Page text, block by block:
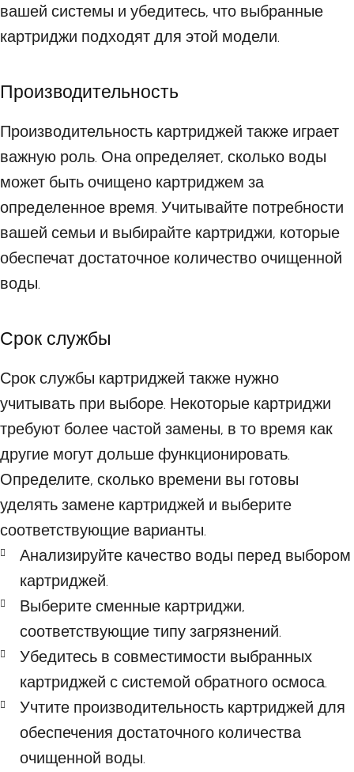
вашей системы и убедитесь, что выбранные
картриджи подходят для этой модели.
Производительность
Производительность картриджей также играет
важную роль. Она определяет, сколько воды
может быть очищено картриджем за
определенное время. Учитывайте потребности
вашей семьи и выбирайте картриджи, которые
обеспечат достаточное количество очищенной
воды.
Срок службы
Срок службы картриджей также нужно
учитывать при выборе. Некоторые картриджи
требуют более частой замены, в то время как
другие могут дольше функционировать.
Определите, сколько времени вы готовы
уделять замене картриджей и выберите
соответствующие варианты.
Анализируйте качество воды перед выбором
картриджей.
Выберите сменные картриджи,
соответствующие типу загрязнений.
Убедитесь в совместимости выбранных
картриджей с системой обратного осмоса.
Учтите производительность картриджей для
обеспечения достаточного количества
очищенной воды.